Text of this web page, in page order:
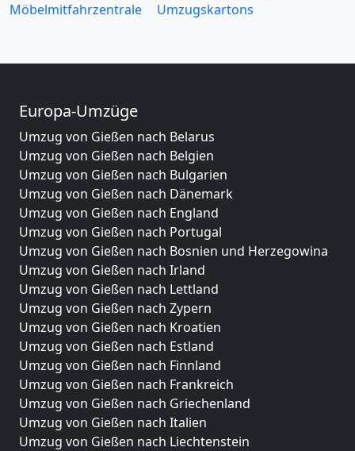
Möbelmitfahrzentrale
Umzugskartons
Europa-Umzüge
Umzug von Gießen nach Belarus
Umzug von Gießen nach Belgien
Umzug von Gießen nach Bulgarien
Umzug von Gießen nach Dänemark
Umzug von Gießen nach England
Umzug von Gießen nach Portugal
Umzug von Gießen nach Bosnien und Herzegowina
Umzug von Gießen nach Irland
Umzug von Gießen nach Lettland
Umzug von Gießen nach Zypern
Umzug von Gießen nach Kroatien
Umzug von Gießen nach Estland
Umzug von Gießen nach Finnland
Umzug von Gießen nach Frankreich
Umzug von Gießen nach Griechenland
Umzug von Gießen nach Italien
Umzug von Gießen nach Liechtenstein